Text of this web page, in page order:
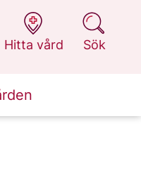
Hitta vård
på 1177.se
Sök
på 1177.se